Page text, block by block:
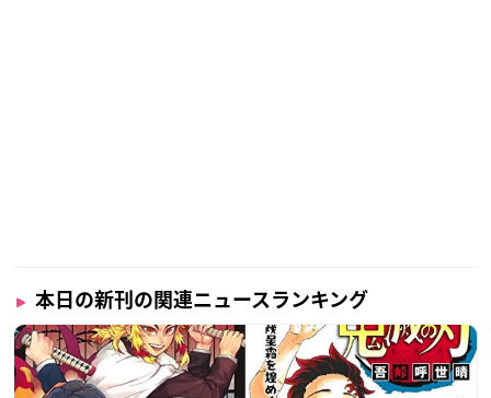
本日の新刊の関連ニュースランキング